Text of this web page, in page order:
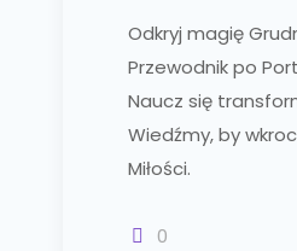
Odkryj magię
Przewodnik po
Naucz się
Wiedźmy, by
Miłości.
0